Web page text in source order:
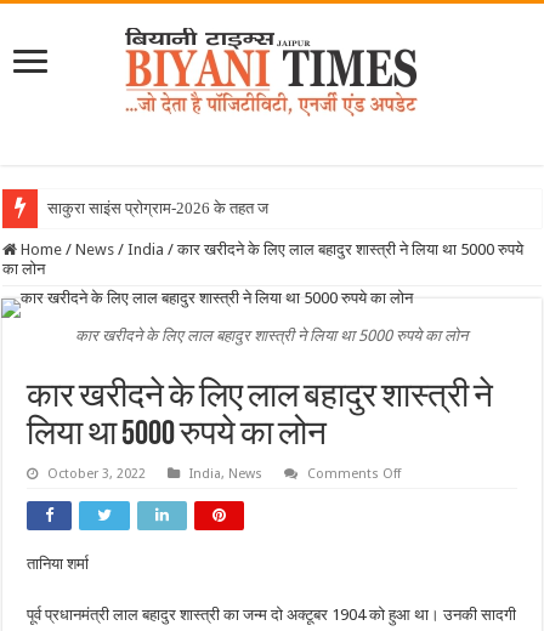
साकुरा साइंस प्रोग्राम-2026 के तहत जापान रवाना हु
Home / News / India / कार खरीदने के लिए लाल बहादुर शास्त्री ने लिया था 5000 रुपये
का लोन
कार खरीदने के लिए लाल बहादुर शास्त्री ने लिया था 5000 रुपये का लोन
कार खरीदने के लिए लाल बहादुर शास्त्री ने
लिया था 5000 रुपये का लोन
October 3, 2022 India, News Comments Offon
लिया
तानिया शर्मा
पूर्व प्रधानमंत्री लाल बहादुर शास्त्री का जन्म दो अक्टूबर 1904 को हुआ था। उनकी सादगी